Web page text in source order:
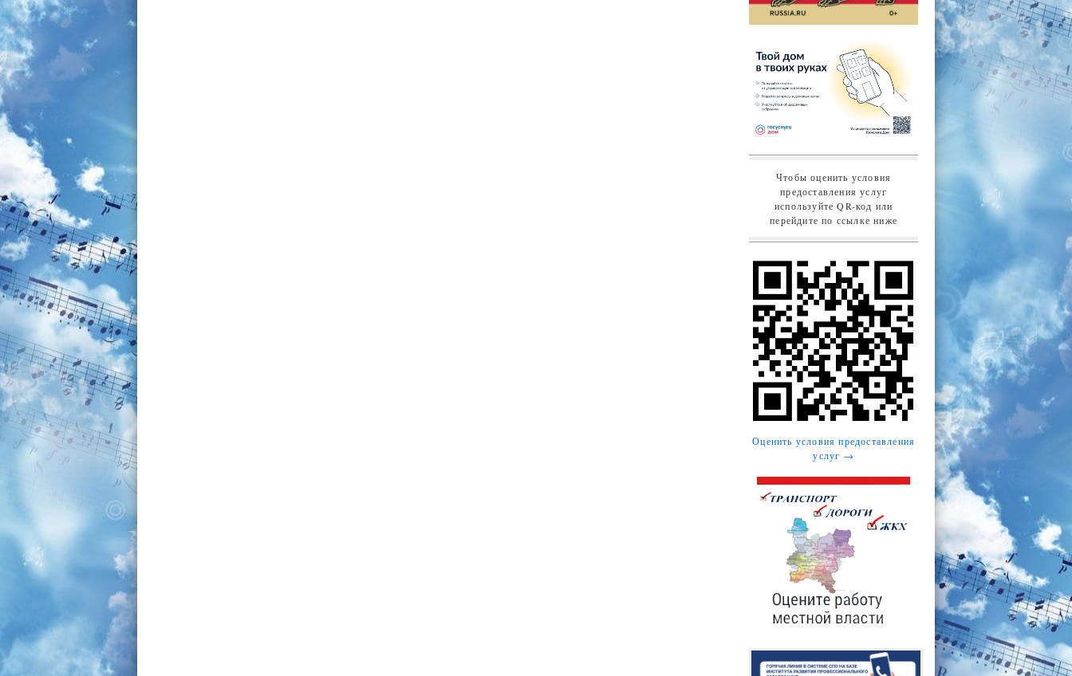
Чтобы оценить условия
предоставления услуг
используйте QR-код или
перейдите по ссылке ниже
Оценить условия предоставления
услуг →